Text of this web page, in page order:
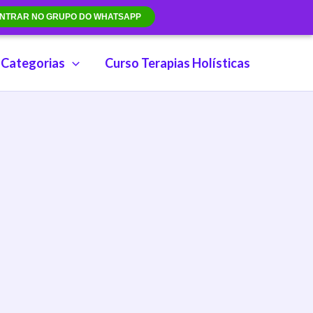
NO GRUPO DO WHATSAPP
Categorias Curso Terapias Holísticas